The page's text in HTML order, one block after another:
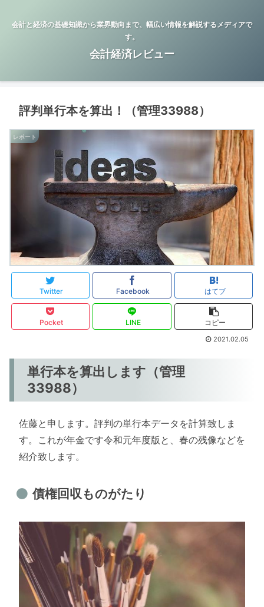
会計と経済の基礎知識から業界動向まで、幅広い情報を解説するメディアで
す。
会計経済レビュー
評判単行本を算出！（管理33988）
レポート
Twitter Facebook はてブ
Pocket LINE コピー
2021.02.05
単行本を算出します（管理
33988）
佐藤と申します。評判の単行本データを計算致しま
す。これが年金です令和元年度版と、春の残像などを
紹介致します。
債権回収ものがたり